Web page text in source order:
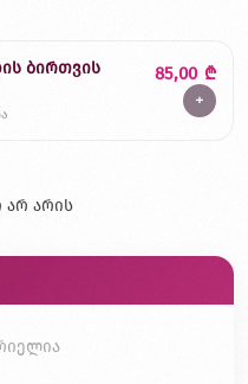
85,00 ₾
+
არ არის